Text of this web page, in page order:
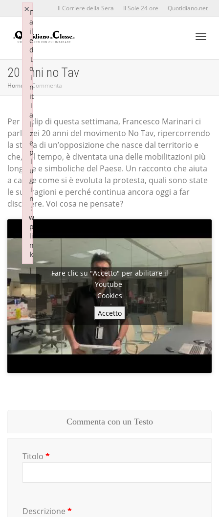
Il Corriere della Sera Il Sole 24 ore Quotidiano.net
20 anni no Tav
Home Commenta
Per la clip di questa settimana, Francesco Marinari ci
parla dei 20 anni del movimento No Tav, ripercorrendo
la storia di un’opposizione che nasce dal territorio e
che, nel tempo, è diventata una delle mobilitazioni più
longeve e simboliche del Paese. Un racconto che aiuta
a capire come si è evoluta la protesta, quali sono state
le sue ragioni e perché continua ancora oggi a far
discutere. Voi cosa ne pensate?
Fare clic su "Accetto" per abilitare il
Youtube
Cookies
Accetto
Commenta con un Testo
Titolo *
Descrizione *
F
a
il
e
d
t
o
i
n
it
i
a
li
z
e
p
l
u
g
i
n
:
w
p
li
n
k
×
Failed to initialize plugin: wplink
F
a
il
e
d
t
o
i
n
it
i
a
li
z
e
p
l
u
g
i
n
:
w
p
li
n
k
×
Failed to initialize plugin: wplink